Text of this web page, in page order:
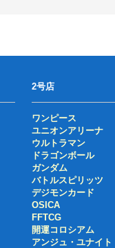
2号店
ワンピース
ユニオンアリーナ
ウルトラマン
ドラゴンボール
ガンダム
バトルスピリッツ
デジモンカード
OSICA
FFTCG
開運コロシアム
アンジュ・ユナイト